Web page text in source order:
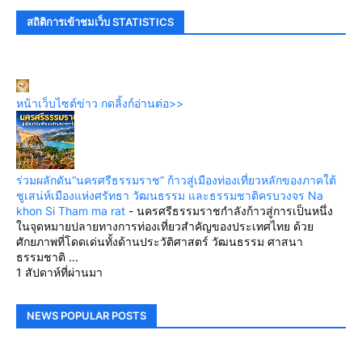
สถิติการเข้าชมเว็บ STATISTICS
หน้าเว็บไซต์ข่าว กดลิ้งก์อ่านต่อ>>
ร่วมผลักดัน“นครศรีธรรมราช” ก้าวสู่เมืองท่องเที่ยวหลักของภาคใต้
ชูเสน่ห์เมืองแห่งศรัทธา วัฒนธรรม และธรรมชาติครบวงจร Na
khon Si Tham ma rat - นครศรีธรรมราชกำลังก้าวสู่การเป็นหนึ่ง
ในจุดหมายปลายทางการท่องเที่ยวสำคัญของประเทศไทย ด้วย
ศักยภาพที่โดดเด่นทั้งด้านประวัติศาสตร์ วัฒนธรรม ศาสนา
ธรรมชาติ ...
1 สัปดาห์ที่ผ่านมา
NEWS POPULAR POSTS